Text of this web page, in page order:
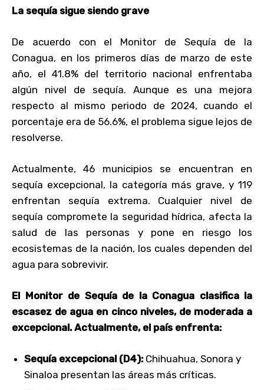
La sequía sigue siendo grave
De acuerdo con el Monitor de Sequía de la
Conagua, en los primeros días de marzo de este
año, el 41.8% del territorio nacional enfrentaba
algún nivel de sequía. Aunque es una mejora
respecto al mismo periodo de 2024, cuando el
porcentaje era de 56.6%, el problema sigue lejos de
resolverse.
Actualmente, 46 municipios se encuentran en
sequía excepcional, la categoría más grave, y 119
enfrentan sequía extrema. Cualquier nivel de
sequía compromete la seguridad hídrica, afecta la
salud de las personas y pone en riesgo los
ecosistemas de la nación, los cuales dependen del
agua para sobrevivir.
El Monitor de Sequía de la Conagua clasifica la
escasez de agua en cinco niveles, de moderada a
excepcional. Actualmente, el país enfrenta:
Sequía excepcional (D4): Chihuahua, Sonora y
Sinaloa presentan las áreas más críticas.